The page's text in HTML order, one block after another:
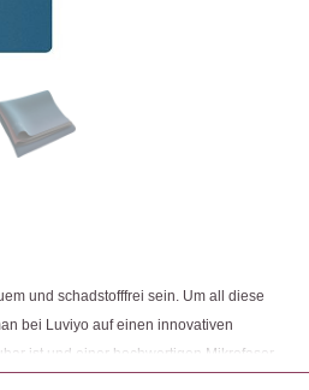
und schadstofffrei sein. Um all diese
bei Luviyo auf einen innovativen
ist und einer hochwertigen Mikrofaser,